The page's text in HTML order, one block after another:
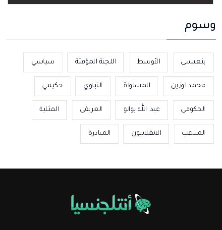
وسوم
بنعيسى الأوسط اللجنة المؤقتة سياسي
محمد اوزين المساواة النباوي حكيمي
الحكومي عبد الله بوانو العريفي المثلية
الملاعب الانقلابيون المبادرة